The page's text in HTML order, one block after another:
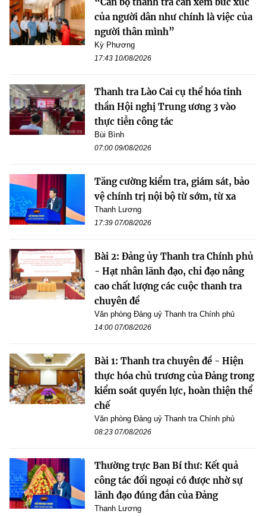
“Cán bộ thanh tra cần xem bức xúc
của người dân như chính là việc của
người thân mình”
Kỳ Phương
17:43 10/08/2026
Thanh tra Lào Cai cụ thể hóa tinh
thần Hội nghị Trung ương 3 vào
thực tiễn công tác
Bùi Bình
07:00 09/08/2026
Tăng cường kiểm tra, giám sát, bảo
vệ chính trị nội bộ từ sớm, từ xa
Thanh Lương
17:39 07/08/2026
Bài 2: Đảng ủy Thanh tra Chính phủ
- Hạt nhân lãnh đạo, chỉ đạo nâng
cao chất lượng các cuộc thanh tra
chuyên đề
Văn phòng Đảng uỷ Thanh tra Chính phủ
14:00 07/08/2026
Bài 1: Thanh tra chuyên đề - Hiện
thực hóa chủ trương của Đảng trong
kiểm soát quyền lực, hoàn thiện thể
chế
Văn phòng Đảng uỷ Thanh tra Chính phủ
08:23 07/08/2026
Thường trực Ban Bí thư: Kết quả
công tác đối ngoại có được nhờ sự
lãnh đạo đúng đắn của Đảng
Thanh Lương